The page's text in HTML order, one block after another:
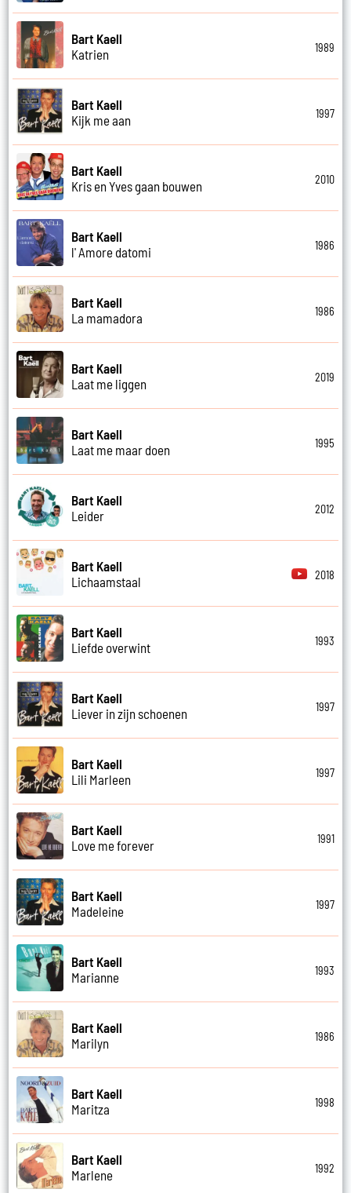
Bart Kaell
Katrien
1989
Bart Kaell
Kijk me aan
1997
Bart Kaell
Kris en Yves gaan bouwen
2010
Bart Kaell
l' Amore datomi
1986
Bart Kaell
La mamadora
1986
Bart Kaell
Laat me liggen
2019
Bart Kaell
Laat me maar doen
1995
Bart Kaell
Leider
2012
Bart Kaell
Lichaamstaal
2018
Bart Kaell
Liefde overwint
1993
Bart Kaell
Liever in zijn schoenen
1997
Bart Kaell
Lili Marleen
1997
Bart Kaell
Love me forever
1991
Bart Kaell
Madeleine
1997
Bart Kaell
Marianne
1993
Bart Kaell
Marilyn
1986
Bart Kaell
Maritza
1998
Bart Kaell
Marlene
1992